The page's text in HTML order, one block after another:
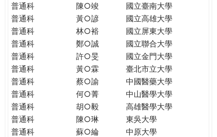
民。
WAGOR
TODAY
THE
WORLD
TOMORROW
PUTTING
YOU
THE
PATH
普通科
陳○竣
國立臺南大學
普通科
黃○諺
國立高雄大學
普通科
林○裕
國立屏東大學
普通科
鄭○誠
國立聯合大學
普通科
許○旻
國立金門大學
普通科
黃○霖
臺北市立大學
普通科
蔡○諭
中國醫藥大學
普通科
何○菁
中山醫學大學
普通科
胡○毅
高雄醫學大學
普通科
陳○琳
東吳大學
普通科
蘇○綸
中原大學